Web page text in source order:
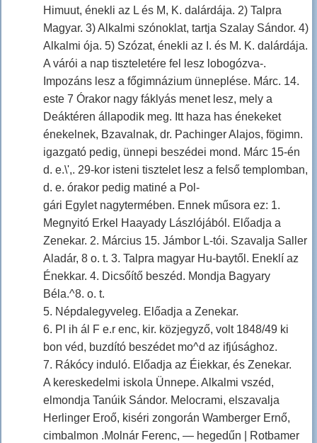
Himuut, énekli az L és M, K. dalárdája. 2) Talpra
Magyar. 3) Alkalmi szónoklat, tartja Szalay Sándor. 4)
Alkalmi ója. 5) Szózat, énekli az I. és M. K. dalárdája.
A várói a nap tiszteletére fel lesz lobogózva-.
Impozáns lesz a főgimnázium ünneplése. Márc. 14.
este 7 Órakor nagy fáklyás menet lesz, mely a
Deáktéren állapodik meg. Itt haza has énekeket
énekelnek, Bzavalnak, dr. Pachinger Alajos, fögimn.
igazgató pedig, ünnepi beszédei mond. Márc 15-én
d. e.\',. 29-kor isteni tisztelet lesz a felső templomban,
d. e. órakor pedig matiné a Pol-
gári Egylet nagytermében. Ennek műsora ez: 1.
Megnyitó Erkel Haayady Lászlójából. Előadja a
Zenekar. 2. Március 15. Jámbor L-tói. Szavalja Saller
Aladár, 8 o. t. 3. Talpra magyar Hu-baytől. Eneklí az
Énekkar. 4. Dicsőítő beszéd. Mondja Bagyary
Béla.^8. o. t.
5. Népdalegyveleg. Előadja a Zenekar.
6. Pl ih ál F e.r enc, kir. közjegyző, volt 1848/49 ki
bon véd, buzdító beszédet mo^d az ifjúsághoz.
7. Rákócy induló. Előadja az Éiekkar, és Zenekar.
A kereskedelmi iskola Ünnepe. Alkalmi vszéd,
elmondja Tanúik Sándor. Melocrami, elszavalja
Herlinger Eroő, kiséri zongorán Wamberger Ernő,
cimbalmon .Molnár Ferenc, — hegedűn | Rotbamer